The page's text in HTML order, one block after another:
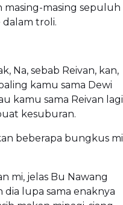
masing sepuluh
troli.
Na, sebab Reivan, kan,
kamu sama Dewi
kamu sama Reivan lagi
kesuburan.
beberapa bungkus mi
mi, jelas Bu Nawang
lupa sama enaknya